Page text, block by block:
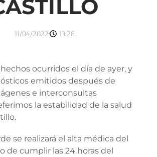
11/04/2022 13:28
ocurridos el día de ayer, y
emitidos después de
e interconsultas
la estabilidad de la salud
se realizará el alta médica del
de cumplir las 24 horas del